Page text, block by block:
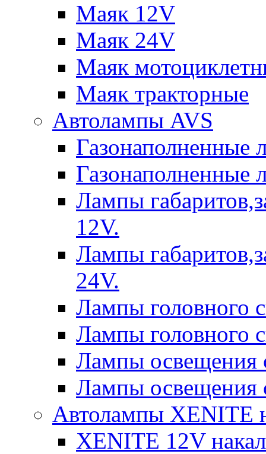
Маяк 12V
Маяк 24V
Маяк
Маяк тракторные
Автолампы AVS
Газонаполненные
Газонаполненные
Лампы
12V.
Лампы
24V.
Лампы головного
Лампы головного
Лампы освещения
Лампы освещения
Автолампы XENITE
XENITE 12V